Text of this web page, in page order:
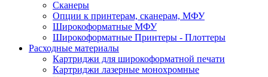
Сканеры
Опции к принтерам, сканерам, МФУ
Широкоформатные МФУ
Широкоформатные Принтеры - Плоттеры
Расходные материалы
Картриджи для широкоформатной печати
Картриджи лазерные монохромные